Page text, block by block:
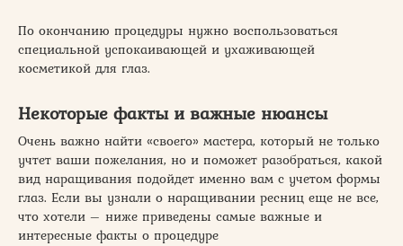
По окончанию процедуры нужно воспользоваться
специальной успокаивающей и ухаживающей
косметикой для глаз.
Некоторые факты и важные нюансы
Очень важно найти «своего» мастера, который не только
учтет ваши пожелания, но и поможет разобраться, какой
вид наращивания подойдет именно вам с учетом формы
глаз. Если вы узнали о наращивании ресниц еще не все,
что хотели – ниже приведены самые важные и
интересные факты о процедуре